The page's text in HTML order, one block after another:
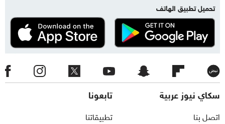
تحميل تطبيق الهاتف
سكاي نيوز عربية
اتصل بنا
تابعونا
تطبيقاتنا